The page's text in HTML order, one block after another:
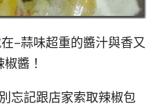
–蒜味超重的醬汁與香又
醬！
忘記跟店家索取辣椒包